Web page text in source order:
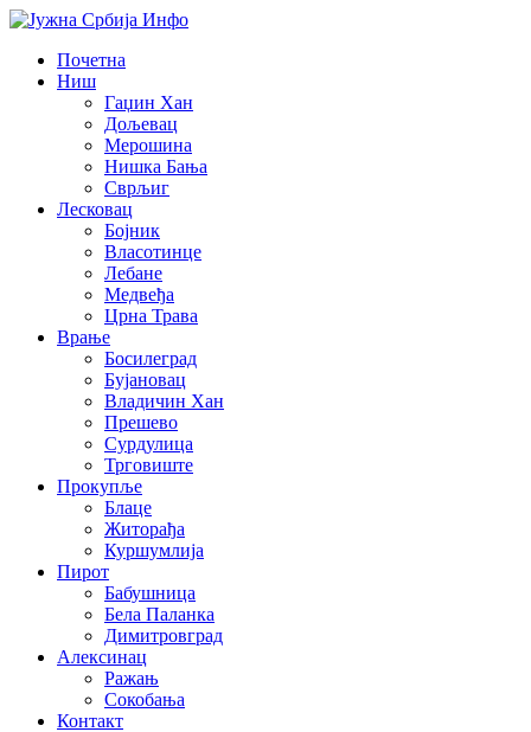
Почетна
Ниш
Гаџин Хан
Дољевац
Мерошина
Нишка Бања
Сврљиг
Лесковац
Бојник
Власотинце
Лебане
Медвеђа
Црна Трава
Врање
Босилеград
Бујановац
Владичин Хан
Прешево
Сурдулица
Трговиште
Прокупље
Блаце
Житорађа
Куршумлија
Пирот
Бабушница
Бела Паланка
Димитровград
Алексинац
Ражањ
Сокобања
Контакт